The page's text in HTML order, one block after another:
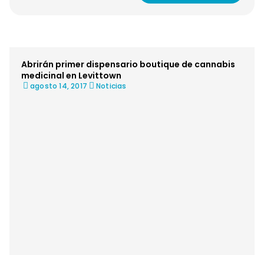
Abrirán primer dispensario boutique de cannabis
medicinal en Levittown
agosto 14, 2017 Noticias